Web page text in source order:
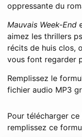
oppressante du
Mauvais Week-End
aimez les thrillers
récits de huis clos,
vous font regarder
Remplissez le
fichier audio MP3
Pour télécharger
remplissez ce